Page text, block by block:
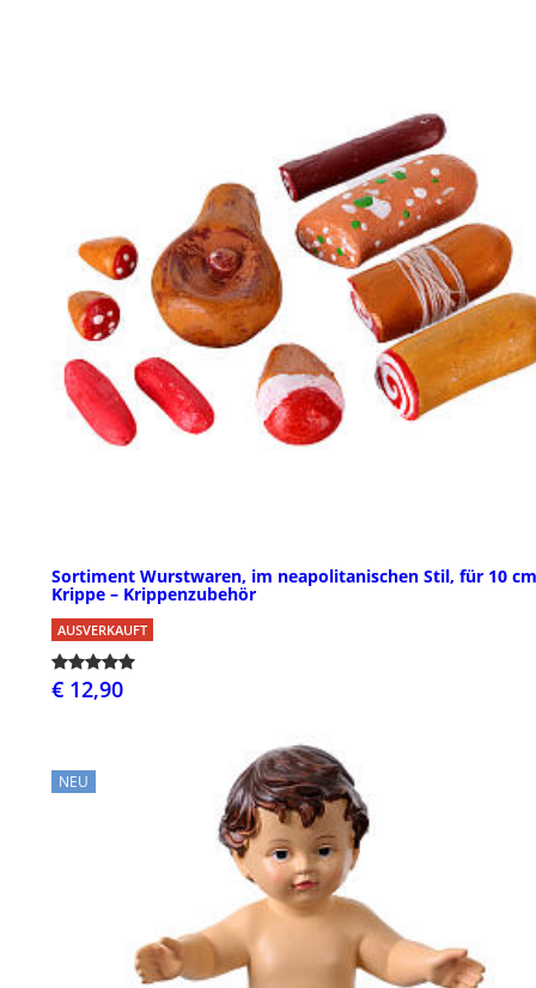
Sortiment Wurstwaren, im neapolitanischen Stil, für 10 cm
Krippe – Krippenzubehör
AUSVERKAUFT
€ 12,90
NEU